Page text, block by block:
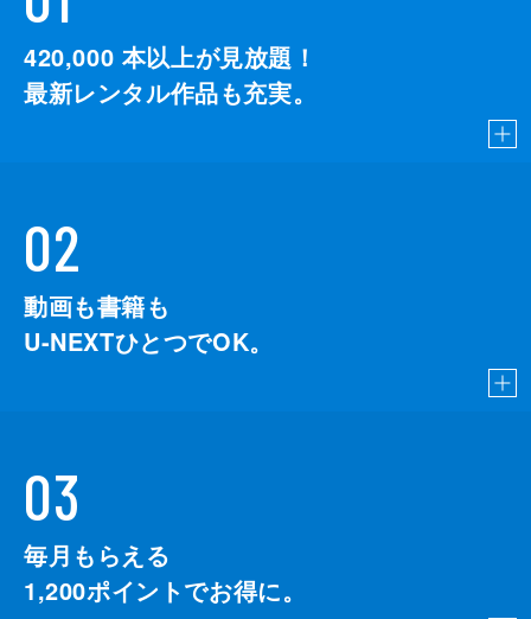
420,000 本以上が見放題！
最新レンタル作品も充実。
02
動画も書籍も
U-NEXTひとつでOK。
03
毎月もらえる
1,200ポイントでお得に。